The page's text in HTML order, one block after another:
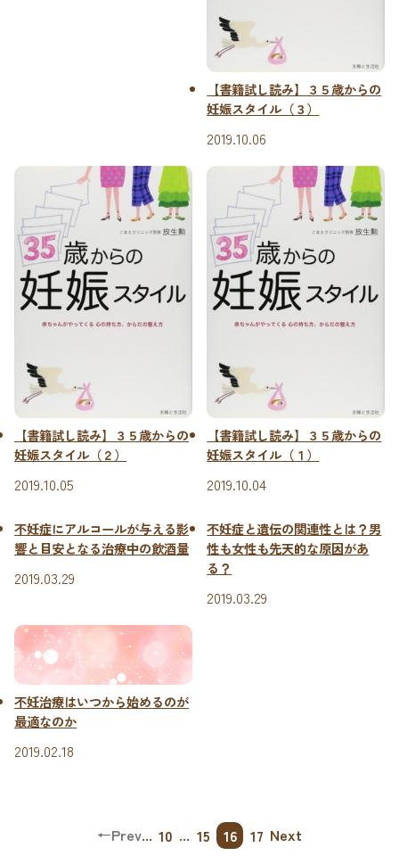
【書籍試し読み】３５歳からの
妊娠スタイル（３）
2019.10.06
【書籍試し読み】３５歳からの
妊娠スタイル（２）
2019.10.05
【書籍試し読み】３５歳からの
妊娠スタイル（１）
2019.10.04
不妊症にアルコールが与える影
響と目安となる治療中の飲酒量
2019.03.29
不妊症と遺伝の関連性とは？男
性も女性も先天的な原因があ
る？
2019.03.29
不妊治療はいつから始めるのが
最適なのか
2019.02.18
←Prev... 10 ... 15 16 17 Next